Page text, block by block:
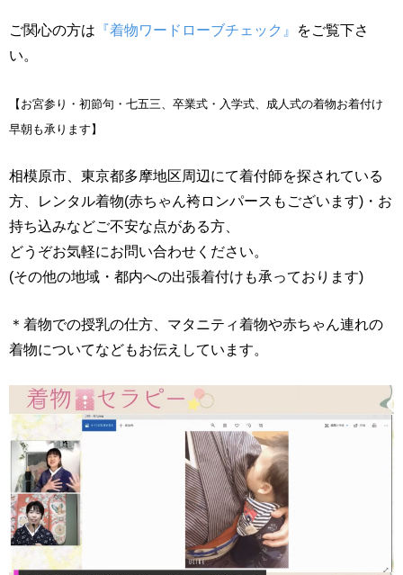
ご関心の方は 『着物ワードローブチェック』
をご覧下さ
い。
【お宮参り・初節句・七五三、卒業式・入学式、成人式の着物お着付け
早朝も承ります】
相模原市、東京都多摩地区周辺にて着付師を探されている
方、レンタル着物(赤ちゃん袴ロンパースもございます)・お
持ち込みなどご不安な点がある方、
どうぞお気軽にお問い合わせください。
(その他の地域・都内への出張着付けも承っております)
＊着物での授乳の仕方、マタニティ着物や赤ちゃん連れの
着物についてなどもお伝えしています。